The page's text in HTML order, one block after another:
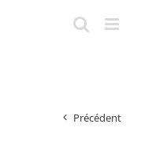
Précédent